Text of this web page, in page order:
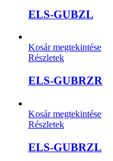
ELS-GUBZL
Kosár megtekintése
Részletek
ELS-GUBRZR
Kosár megtekintése
Részletek
ELS-GUBRZL